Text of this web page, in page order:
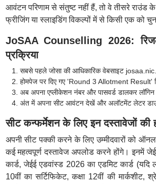
आवंटन परिणाम से संतुष्ट नहीं हैं, तो वे तीसरे राउंड
फ्रीजिंग या स्लाइडिंग विकल्पों में से किसी एक को
JoSAA Counselling 2026:
प्रक्रिया
सबसे पहले जोसा की आधिकारिक वेबसाइट
होमपेज पर दिए गए 'Round 3 Allotment Result'
अब अपना एप्लीकेशन नंबर और पासवर्ड डालकर
अंत में अपना सीट आवंटन देखें और अलॉटमेंट लेटर
सीट कन्फर्मेशन के लिए इन दस्तावेजों की
अपनी सीट पक्की करने के लिए उम्मीदवारों को
कई महत्वपूर्ण दस्तावेज अपलोड करने होंगे। इनमें
कार्ड, जेईई एडवांस्ड 2026 का एडमिट कार्ड (यदि
10वीं का सर्टिफिकेट, कक्षा 12वीं की मार्कशीट,